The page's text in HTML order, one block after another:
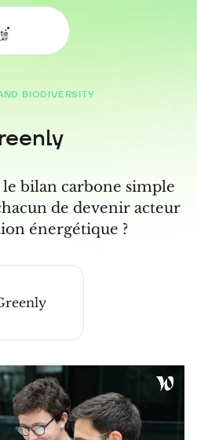
BIODIVERSITY
bilan carbone simple
de devenir acteur
énergétique ?